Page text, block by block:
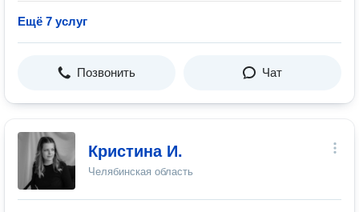
Ещё 7 услуг
Позвонить Чат
Кристина И.
Челябинская область